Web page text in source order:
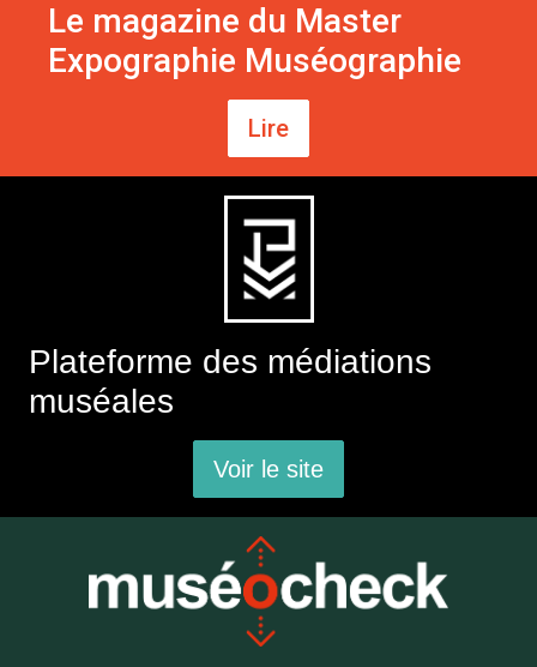
Le magazine du Master
Expographie Muséographie
Lire
Plateforme des médiations
muséales
Voir le site